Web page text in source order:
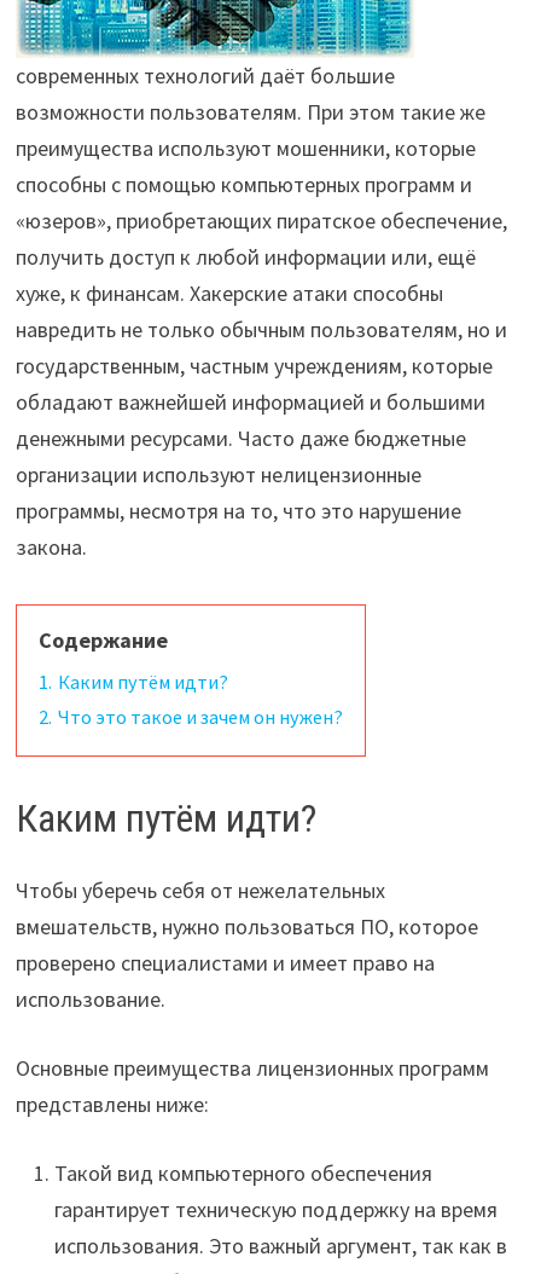
современных технологий даёт большие
возможности пользователям. При этом такие же
преимущества используют мошенники, которые
способны с помощью компьютерных программ и
«юзеров», приобретающих пиратское обеспечение,
получить доступ к любой информации или, ещё
хуже, к финансам. Хакерские атаки способны
навредить не только обычным пользователям, но и
государственным, частным учреждениям, которые
обладают важнейшей информацией и большими
денежными ресурсами. Часто даже бюджетные
организации используют нелицензионные
программы, несмотря на то, что это нарушение
закона.
Содержание
1. Каким путём идти?
2. Что это такое и зачем он нужен?
Каким путём идти?
Чтобы уберечь себя от нежелательных
вмешательств, нужно пользоваться ПО, которое
проверено специалистами и имеет право на
использование.
Основные преимущества лицензионных программ
представлены ниже:
Такой вид компьютерного обеспечения
гарантирует техническую поддержку на время
использования. Это важный аргумент, так как в